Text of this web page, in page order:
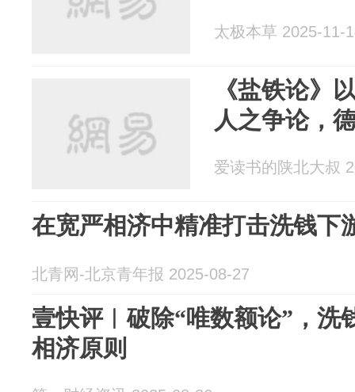
太极本草 2025-11-
《盐铁论》
人之争论，
爱读书的陕北大叔
在宽严相济中精准打击洗钱下
北青网-北京青年报 2025-08-27
壹快评︱破除“唯数额论”，洗
相济原则